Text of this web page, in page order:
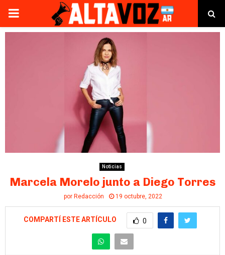
PRIMARY
Noticias
Marcela Morelo junto a Diego Torres
por Redacción 19 octubre, 2022
COMPARTÍ ESTE ARTÍCULO 0